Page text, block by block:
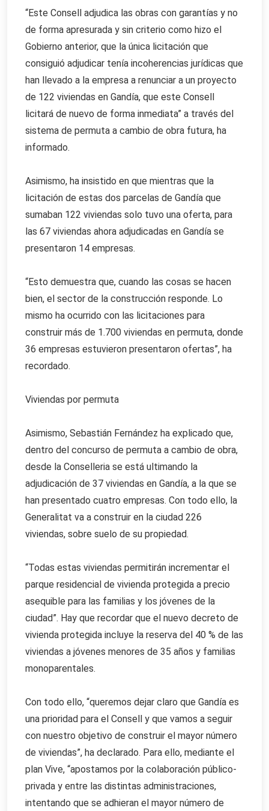
“Este Consell adjudica las obras con garantías y no
de forma apresurada y sin criterio como hizo el
Gobierno anterior, que la única licitación que
consiguió adjudicar tenía incoherencias jurídicas que
han llevado a la empresa a renunciar a un proyecto
de 122 viviendas en Gandía, que este Consell
licitará de nuevo de forma inmediata” a través del
sistema de permuta a cambio de obra futura, ha
informado.
Asimismo, ha insistido en que mientras que la
licitación de estas dos parcelas de Gandía que
sumaban 122 viviendas solo tuvo una oferta, para
las 67 viviendas ahora adjudicadas en Gandía se
presentaron 14 empresas.
“Esto demuestra que, cuando las cosas se hacen
bien, el sector de la construcción responde. Lo
mismo ha ocurrido con las licitaciones para
construir más de 1.700 viviendas en permuta, donde
36 empresas estuvieron presentaron ofertas”, ha
recordado.
Viviendas por permuta
Asimismo, Sebastián Fernández ha explicado que,
dentro del concurso de permuta a cambio de obra,
desde la Conselleria se está ultimando la
adjudicación de 37 viviendas en Gandía, a la que se
han presentado cuatro empresas. Con todo ello, la
Generalitat va a construir en la ciudad 226
viviendas, sobre suelo de su propiedad.
“Todas estas viviendas permitirán incrementar el
parque residencial de vivienda protegida a precio
asequible para las familias y los jóvenes de la
ciudad”. Hay que recordar que el nuevo decreto de
vivienda protegida incluye la reserva del 40 % de las
viviendas a jóvenes menores de 35 años y familias
monoparentales.
Con todo ello, “queremos dejar claro que Gandía es
una prioridad para el Consell y que vamos a seguir
con nuestro objetivo de construir el mayor número
de viviendas”, ha declarado. Para ello, mediante el
plan Vive, “apostamos por la colaboración público-
privada y entre las distintas administraciones,
intentando que se adhieran el mayor número de